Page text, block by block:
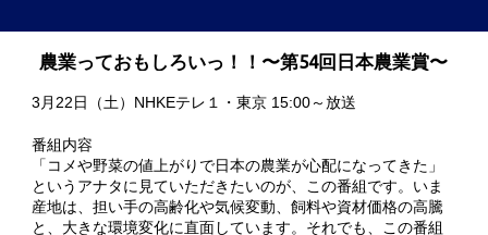
農業っておもしろいっ！！〜第54回日本農業賞〜
3月22日（土）NHKEテレ１・東京 15:00～放送
番組内容
「コメや野菜の値上がりで日本の農業が心配になってきた」
というアナタに見ていただきたいのが、この番組です。いま
産地は、担い手の高齢化や気候変動、飼料や資材価格の高騰
と、大きな環境変化に直面しています。それでも、この番組